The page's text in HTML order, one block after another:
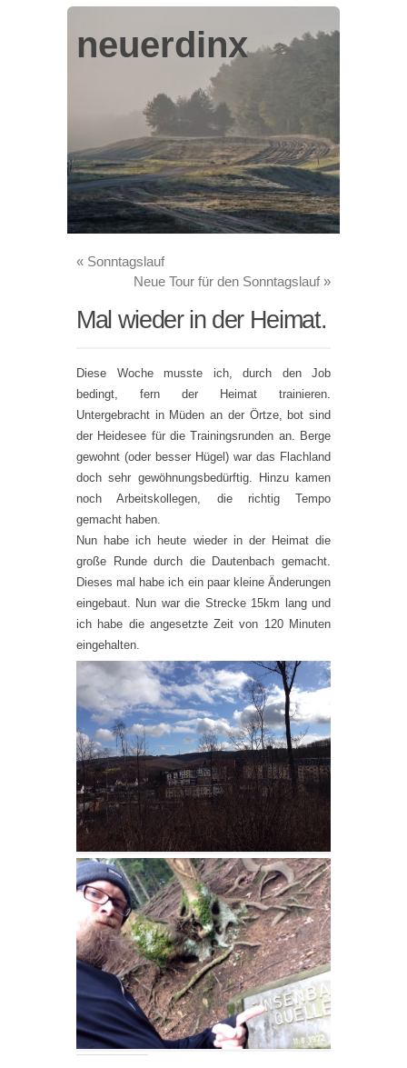
neuerdinx
« Sonntagslauf
Neue Tour für den Sonntagslauf»
Mal wieder in der Heimat.
Diese Woche musste ich, durch den Job
bedingt, fern der Heimat trainieren.
Untergebracht in Müden an der Örtze, bot sind
der Heidesee für die Trainingsrunden an. Berge
gewohnt (oder besser Hügel) war das Flachland
doch sehr gewöhnungsbedürftig. Hinzu kamen
noch Arbeitskollegen, die richtig Tempo
gemacht haben.
Nun habe ich heute wieder in der Heimat die
große Runde durch die Dautenbach gemacht.
Dieses mal habe ich ein paar kleine Änderungen
eingebaut. Nun war die Strecke 15km lang und
ich habe die angesetzte Zeit von 120 Minuten
eingehalten.